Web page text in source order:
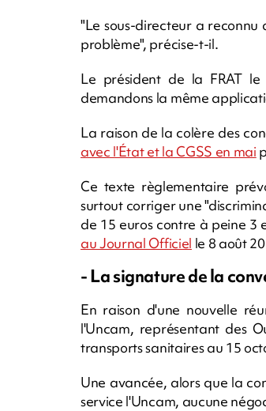
"Le sous-directeur a
problème", précise-t-il.
Le président de la FRAT
demandons la même
La raison de la colère des
avec l'État et la CGSS en mai
Ce texte règlementaire
surtout corriger une
de 15 euros contre à peine 3
au Journal Officiel le 8 août
- La signature de la
En raison d'une nouvelle
l'Uncam, représentant des
transports sanitaires au 15
Une avancée, alors que la
service l'Uncam, aucune